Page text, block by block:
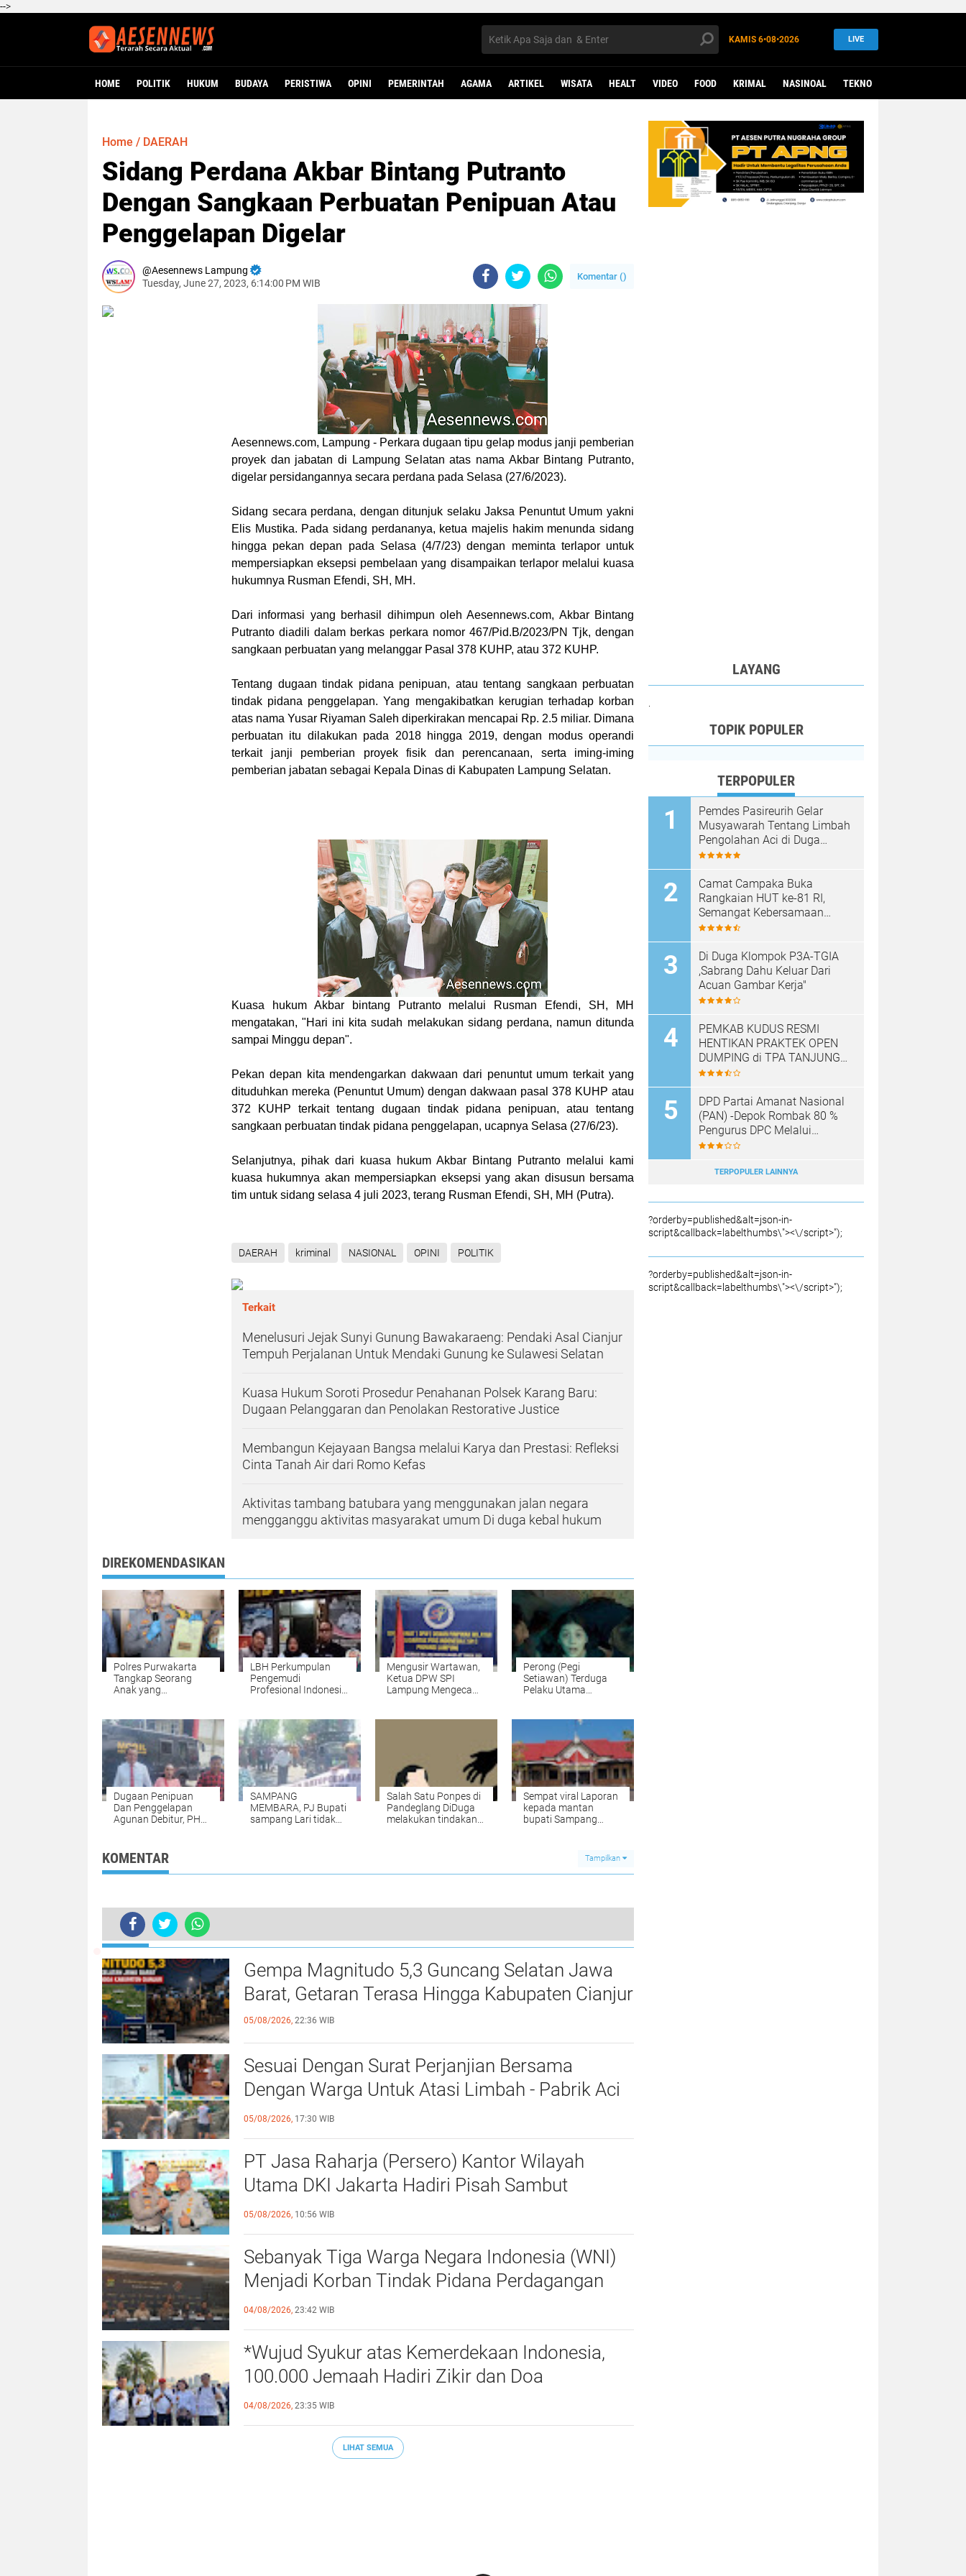
-->
KAMIS 6•08•2026 LIVE
HOME POLITIK HUKUM BUDAYA PERISTIWA OPINI PEMERINTAH AGAMA ARTIKEL WISATA HEALT VIDEO FOOD KRIMAL NASINOAL TEKNO
Home / DAERAH
Sidang Perdana Akbar Bintang Putranto
Dengan Sangkaan Perbuatan Penipuan Atau
Penggelapan Digelar
Aesennews Lampung
Tuesday, June 27, 2023, 6:14:00 PM WIB
Komentar ()
Aesennews.com, Lampung - Perkara dugaan tipu gelap modus janji pemberian
proyek dan jabatan di Lampung Selatan atas nama Akbar Bintang Putranto,
digelar persidangannya secara perdana pada Selasa (27/6/2023).
Sidang secara perdana, dengan ditunjuk selaku Jaksa Penuntut Umum yakni
Elis Mustika. Pada sidang perdananya, ketua majelis hakim menunda sidang
hingga pekan depan pada Selasa (4/7/23) dengan meminta terlapor untuk
mempersiapkan eksepsi pembelaan yang disampaikan terlapor melalui kuasa
hukumnya Rusman Efendi, SH, MH.
Dari informasi yang berhasil dihimpun oleh Aesennews.com, Akbar Bintang
Putranto diadili dalam berkas perkara nomor 467/Pid.B/2023/PN Tjk, dengan
sangkaan perbuatan yang melanggar Pasal 378 KUHP, atau 372 KUHP.
Tentang dugaan tindak pidana penipuan, atau tentang sangkaan perbuatan
tindak pidana penggelapan. Yang mengakibatkan kerugian terhadap korban
atas nama Yusar Riyaman Saleh diperkirakan mencapai Rp. 2.5 miliar. Dimana
perbuatan itu dilakukan pada 2018 hingga 2019, dengan modus operandi
terkait janji pemberian proyek fisik dan perencanaan, serta iming-iming
pemberian jabatan sebagai Kepala Dinas di Kabupaten Lampung Selatan.
Kuasa hukum Akbar bintang Putranto melalui Rusman Efendi, SH, MH
mengatakan, "Hari ini kita sudah melakukan sidang perdana, namun ditunda
sampai Minggu depan".
Pekan depan kita mendengarkan dakwaan dari penuntut umum terkait yang
dituduhkan mereka (Penuntut Umum) dengan dakwaan pasal 378 KUHP atau
372 KUHP terkait tentang dugaan tindak pidana penipuan, atau tentang
sangkaan perbuatan tindak pidana penggelapan, ucapnya Selasa (27/6/23).
Selanjutnya, pihak dari kuasa hukum Akbar Bintang Putranto melalui kami
kuasa hukumnya akan mempersiapkan eksepsi yang akan disusun bersama
tim untuk sidang selasa 4 juli 2023, terang Rusman Efendi, SH, MH (Putra).
DAERAH kriminal NASIONAL OPINI POLITIK
Terkait
‎Menelusuri Jejak Sunyi Gunung Bawakaraeng: Pendaki Asal Cianjur
Tempuh Perjalanan Untuk Mendaki Gunung ke Sulawesi Selatan‎
Kuasa Hukum Soroti Prosedur Penahanan Polsek Karang Baru:
Dugaan Pelanggaran dan Penolakan Restorative Justice
Membangun Kejayaan Bangsa melalui Karya dan Prestasi: Refleksi
Cinta Tanah Air dari Romo Kefas
Aktivitas tambang batubara yang menggunakan jalan negara
mengganggu aktivitas masyarakat umum Di duga kebal hukum
DIREKOMENDASIKAN
Polres Purwakarta
Tangkap Seorang
Anak yang
LBH Perkumpulan
Pengemudi
Profesional Indonesia
Satlantas Polres
Subang Dilaporkan Ke
Kadiv Propam Polda
Jabar Oleh Istri
Tersangka
Mengusir Wartawan,
Ketua DPW SPI
Lampung Mengecam
Perong (Pegi
Setiawan) Terduga
Pelaku Utama
Polda Jabar Di
Dugaan Penipuan
Dan Penggelapan
Agunan Debitur, PH
Sumut "Pembohong
Besar"
SAMPANG
MEMBARA, PJ Bupati
sampang Lari tidak
Salah Satu Ponpes di
Pandeglang DiDuga
melakukan tindakan
Sempat viral Laporan
kepada mantan
bupati Sampang
KOMENTAR Tampilkan
Sidang Perdana Akbar Bintang Putranto Dengan Sangkaan Perbuatan Penipuan Atau Penggelapan Digelar
0
TERKINI
Gempa Magnitudo 5,3 Guncang Selatan Jawa
Barat, Getaran Terasa Hingga Kabupaten Cianjur
05/08/2026, 22:36 WIB
Sesuai Dengan Surat Perjanjian Bersama
Dengan Warga Untuk Atasi Limbah - Pabrik Aci
Giat Perbaiki Kobak Penampungan Air
05/08/2026, 17:30 WIB
PT Jasa Raharja (Persero) Kantor Wilayah
Utama DKI Jakarta Hadiri Pisah Sambut
Direktur Lalu Lintas Polda Metro Jaya
05/08/2026, 10:56 WIB
Sebanyak Tiga Warga Negara Indonesia (WNI)
Menjadi Korban Tindak Pidana Perdagangan
Orang (TPPO) di Libya Berhasil Dipulangkan Ke -
Indonesia. Mereka
04/08/2026, 23:42 WIB
*Wujud Syukur atas Kemerdekaan Indonesia,
100.000 Jemaah Hadiri Zikir dan Doa
Kebangsaan di Monas. Sabtu 1 Aug 2026*_
04/08/2026, 23:35 WIB
LIHAT SEMUA
LAYANG
TOPIK POPULER
TERPOPULER
Pemdes Pasireurih Gelar
Musyawarah Tentang Limbah
Pengolahan Aci di Duga
Cemari Sungai Cisata
Sementara
Camat Campaka Buka
Rangkaian HUT ke-81 RI,
Semangat Kebersamaan
Warnai Senam Massal dan
Desa
Di Duga Klompok P3A-TGIA
,Sabrang Dahu Keluar Dari
Acuan Gambar Kerja"
PEMKAB KUDUS RESMI
HENTIKAN PRAKTEK OPEN
DUMPING di TPA TANJUNG
REJO, KEC.JEKULO
SISTEM PENGELOLAAN
SAMPAH BARU
DPD Partai Amanat Nasional
(PAN) -Depok Rombak 80 %
Pengurus DPC Melalui
Muscab "
TERPOPULER LAINNYA
?orderby=published&alt=json-in-
script&callback=labelthumbs\"><\/script>");
?orderby=published&alt=json-in-
script&callback=labelthumbs\"><\/script>");